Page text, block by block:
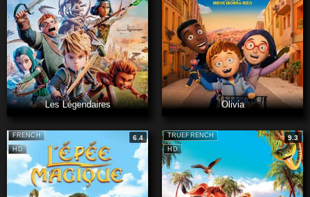
Les Légendaires Olivia
HD
FRENCH 6.4
HD
TRUEFRENCH 9.3